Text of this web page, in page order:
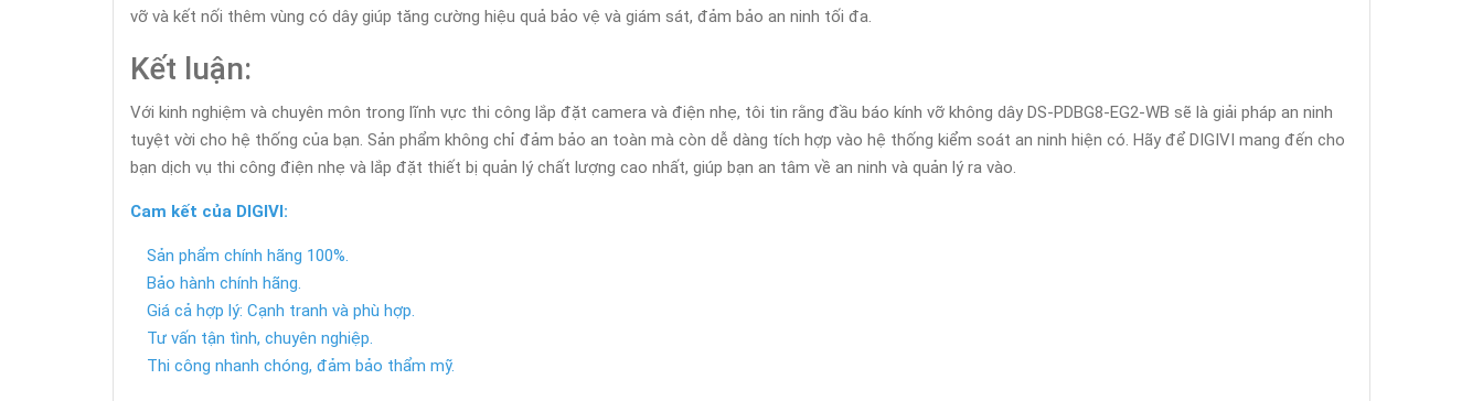
vỡ và kết nối thêm vùng có dây giúp tăng cường hiệu quả bảo vệ và giám sát, đảm bảo an ninh tối đa.
Kết luận:
Với kinh nghiệm và chuyên môn trong lĩnh vực thi công lắp đặt camera và điện nhẹ, tôi tin rằng đầu báo kính vỡ không dây DS-PDBG8-EG2-WB sẽ là giải pháp an ninh
tuyệt vời cho hệ thống của bạn. Sản phẩm không chỉ đảm bảo an toàn mà còn dễ dàng tích hợp vào hệ thống kiểm soát an ninh hiện có. Hãy để DIGIVI mang đến cho
bạn dịch vụ thi công điện nhẹ và lắp đặt thiết bị quản lý chất lượng cao nhất, giúp bạn an tâm về an ninh và quản lý ra vào.
Cam kết của DIGIVI:
Sản phẩm chính hãng 100%.
Bảo hành chính hãng.
Giá cả hợp lý: Cạnh tranh và phù hợp.
Tư vấn tận tình, chuyên nghiệp.
Thi công nhanh chóng, đảm bảo thẩm mỹ.